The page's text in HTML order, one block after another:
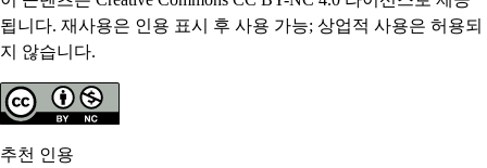
됩니다. 재사용은 인용 표시 후 사용 가능; 상업적 사용은 허용되
지 않습니다.
추천 인용